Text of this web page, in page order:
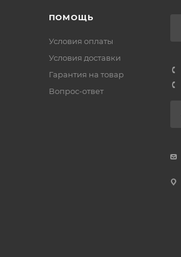
ПОМОЩЬ
Условия оплаты
Условия доставки
Гарантия на товар
Вопрос-ответ